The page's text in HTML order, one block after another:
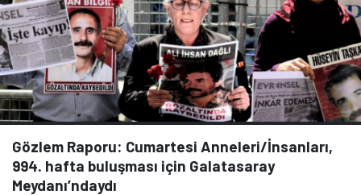
Gözlem Raporu: Cumartesi Anneleri/İnsanları,
994. hafta buluşması için Galatasaray
Meydanı’ndaydı